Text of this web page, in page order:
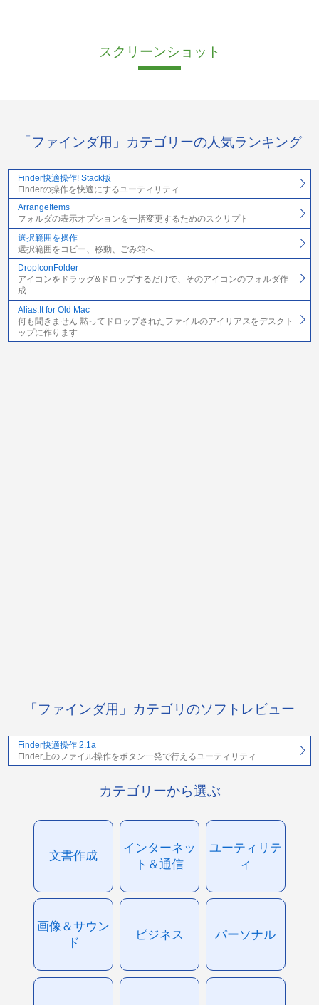
スクリーンショット
「ファインダ用」カテゴリーの人気ランキング
Finder快適操作! Stack版
Finderの操作を快適にするユーティリティ
ArrangeItems
フォルダの表示オプションを一括変更するためのスクリプト
選択範囲を操作
選択範囲をコピー、移動、ごみ箱へ
DropIconFolder
アイコンをドラッグ&ドロップするだけで、そのアイコンのフォルダ作
成
Alias.It for Old Mac
何も聞きません 黙ってドロップされたファイルのアイリアスをデスクト
ップに作ります
「ファインダ用」カテゴリのソフトレビュー
Finder快適操作 2.1a
Finder上のファイル操作をボタン一発で行えるユーティリティ
カテゴリーから選ぶ
文書作成
インターネッ
ト＆通信
ユーティリテ
ィ
画像＆サウン
ド
ビジネス パーソナル